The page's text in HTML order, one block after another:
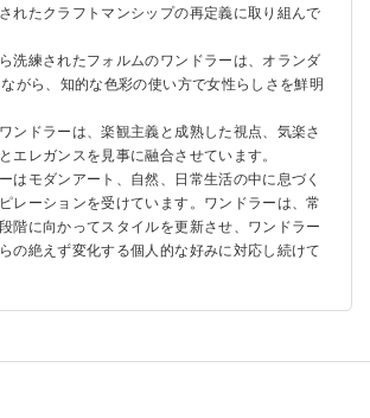
れたクラフトマンシップの再定義に取り組んで
洗練されたフォルムのワンドラーは、オランダ
がら、知的な色彩の使い方で女性らしさを鮮明
ンドラーは、楽観主義と成熟した視点、気楽さ
エレガンスを見事に融合させています。
はモダンアート、自然、日常生活の中に息づく
レーションを受けています。ワンドラーは、常
階に向かってスタイルを更新させ、ワンドラー
の絶えず変化する個人的な好みに対応し続けて